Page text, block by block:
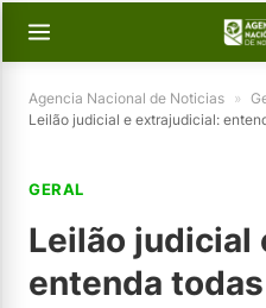
Agencia Nacional de Noticias »
Leilão judicial e extrajudicial:
GERAL
Leilão judicial
entenda